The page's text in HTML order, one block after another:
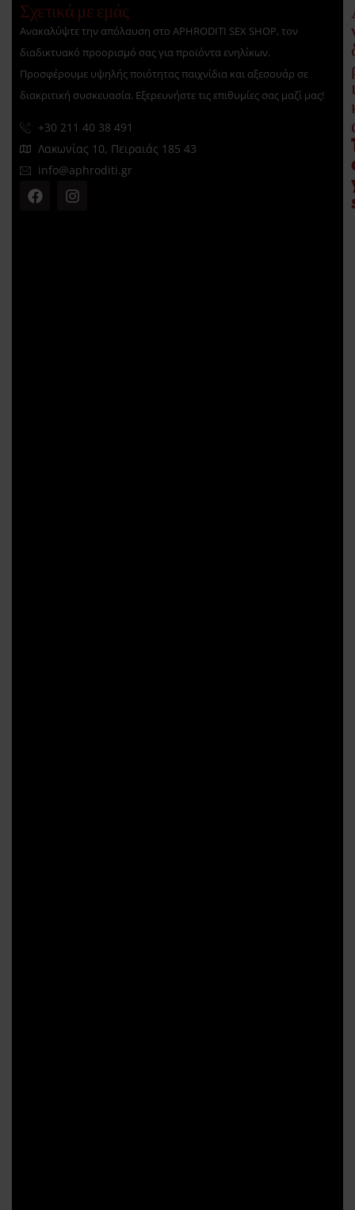
Σχετικά με εμάς
Ανακαλύψτε την απόλαυση στο APHRODITI SEX SHOP, τον
διαδικτυακό προορισμό σας για προϊόντα ενηλίκων.
Προσφέρουμε υψηλής ποιότητας παιχνίδια και αξεσουάρ σε
διακριτική συσκευασία. Εξερευνήστε τις επιθυμίες σας μαζί μας!
+30 211 40 38 491
Λακωνίας 10, Πειραιάς 185 43
info@aphroditi.gr
ι